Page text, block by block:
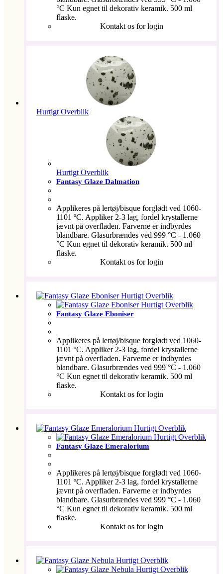
°C Kun egnet til dekorativ keramik. 500 ml
flaske.
Kontakt os for login
Hurtigt Overblik
Hurtigt Overblik
Fantasy Glaze Dalmation
Applikeres på lertøj/bisque forglødt ved 1060-
1101 ºC. Appliker 2-3 lag, fordel krystallerne
jævnt på overfladen. Farverne er indbyrdes
blandbare. Glasurbrændes ved 999 °C - 1.060
°C Kun egnet til dekorativ keramik. 500 ml
flaske.
Kontakt os for login
Hurtigt Overblik
Hurtigt Overblik
Fantasy Glaze Eboniser
Applikeres på lertøj/bisque forglødt ved 1060-
1101 ºC. Appliker 2-3 lag, fordel krystallerne
jævnt på overfladen. Farverne er indbyrdes
blandbare. Glasurbrændes ved 999 °C - 1.060
°C Kun egnet til dekorativ keramik. 500 ml
flaske.
Kontakt os for login
Hurtigt Overblik
Hurtigt Overblik
Fantasy Glaze Emeralorium
Applikeres på lertøj/bisque forglødt ved 1060-
1101 ºC. Appliker 2-3 lag, fordel krystallerne
jævnt på overfladen. Farverne er indbyrdes
blandbare. Glasurbrændes ved 999 °C - 1.060
°C Kun egnet til dekorativ keramik. 500 ml
flaske.
Kontakt os for login
Hurtigt Overblik
Hurtigt Overblik